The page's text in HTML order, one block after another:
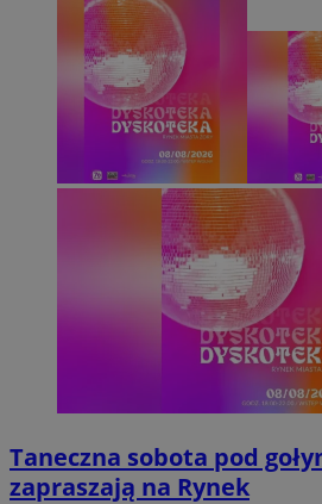
Taneczna sobota pod
zapraszają na Rynek